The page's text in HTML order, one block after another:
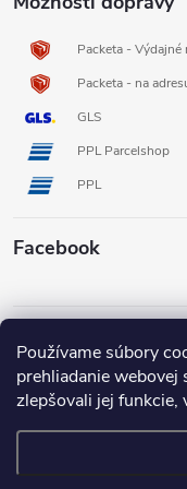
Používame súbory
prehliadanie webovej
zlepšovali jej funkcie,
Packeta - Výdajné
Packeta - na
GLS
PPL Parcelshop
PPL
Facebook